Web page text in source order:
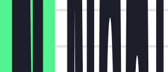
90 Tage
vor Ort